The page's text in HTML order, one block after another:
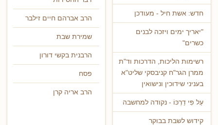
חדש: אשת חיל - מעודכן
"יאריך ימים ויזכה לבנים
כשרים"
רשימות הליכות, הדרכות וד"ת
ממרן הגר"ח קניבסקי שליט"א
בעניני שידוכין ונישואין
עַל פִּי דַרְכּוֹ - נקודה למחשבה
קידוש לשבת בבוקר
הרב אברהם חיים זילבר
שמירת שבת
הרבנית בקשי דורון
פסח
הרב אריה קרן